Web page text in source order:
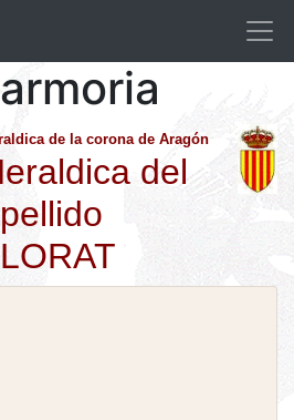
de la corona de Aragón
del